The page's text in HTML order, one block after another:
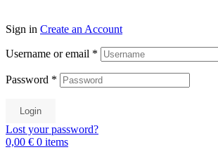
Sign in Create an Account
Username or email *
Password *
Login
Lost your password?
0,00 € 0 items